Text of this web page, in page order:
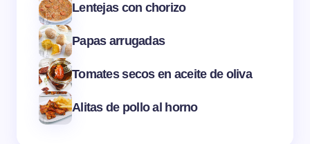
Lentejas con chorizo
Papas arrugadas
Tomates secos en aceite de oliva
Alitas de pollo al horno